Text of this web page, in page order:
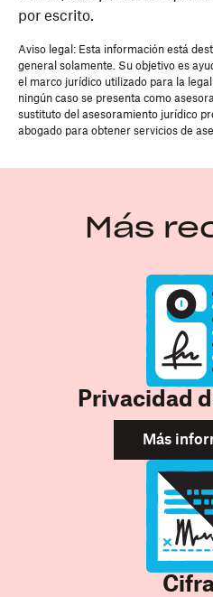
por escrito.
Aviso legal: Esta información está
general solamente. Su objetivo es
el marco jurídico utilizado para la
ningún caso se presenta como
sustituto del asesoramiento jurídico
abogado para obtener servicios de
Más
Privacidad
Más